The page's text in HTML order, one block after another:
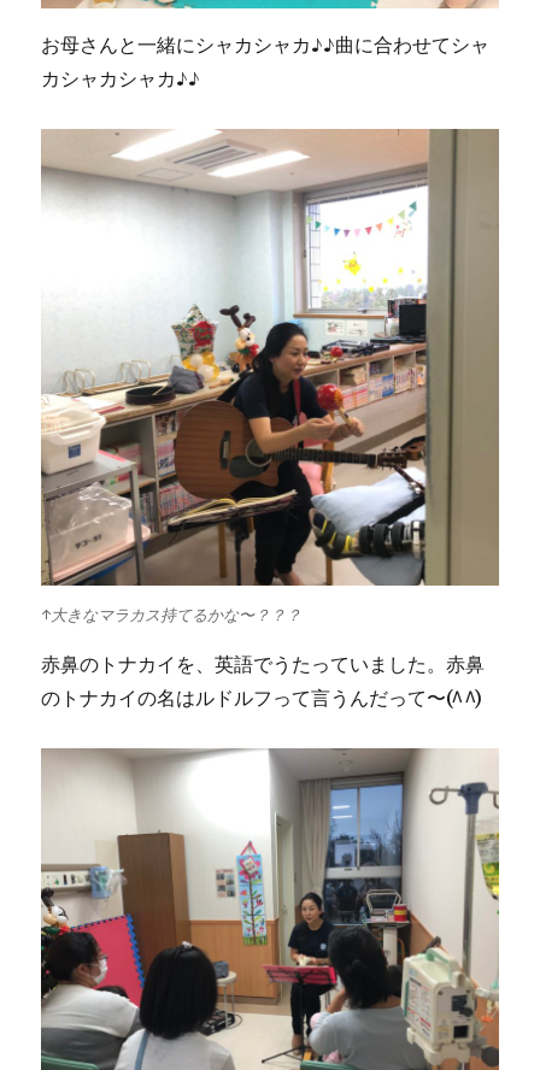
お母さんと一緒にシャカシャカ♪♪曲に合わせてシャ
カシャカシャカ♪♪
↑大きなマラカス持てるかな〜？？？
赤鼻のトナカイを、英語でうたっていました。赤鼻
のトナカイの名はルドルフって言うんだって〜(^^)